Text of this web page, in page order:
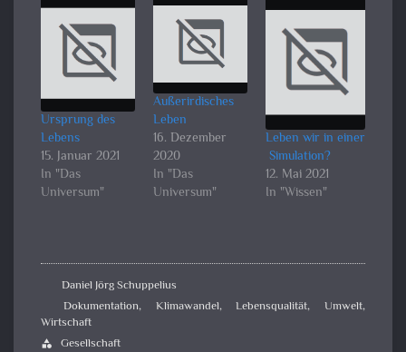
Ursprung des
Lebens
15. Januar 2021
In "Das
Universum"
Außerirdisches
Leben
16. Dezember
2020
In "Das
Universum"
Leben wir in einer
Simulation?
12. Mai 2021
In "Wissen"
Daniel Jörg Schuppelius
Dokumentation, Klimawandel,Lebensqualität,Umwelt,
Wirtschaft
category Gesellschaft